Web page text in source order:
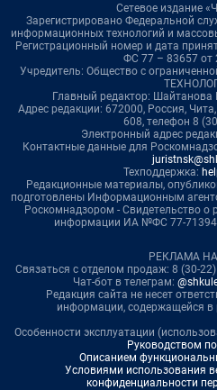
Сетевое издание
Зарегистрировано Федеральной
информационных технологий и
Регистрационный номер и дата
ФС 77 – 83657 от
Учредитель: Общество с
Главный редактор: Шайтанова
Адрес редакции: 672000, Россия,
608, телефон 8
Электронный адрес
Контактные данные для
Техподдержка:
Редакционные материалы,
подготовлены Информационным
Роскомнадзором - Свидетельство о
информации ИА №ФС 77-71394
РЕКЛАМА
Связаться с отделом продаж: 8 (30-22)
Чат-бот в телеграм:
Редакция сайта не несет
информации, содержащейся в
Особенности эксплуатации
Руководством
Описанием
Условиями использования
конфиденциальности